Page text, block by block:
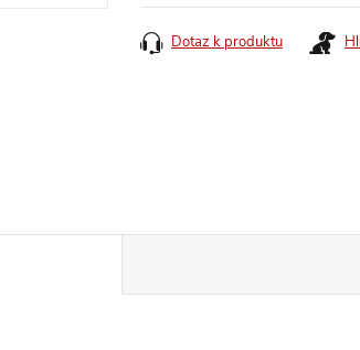
cena:
Dotaz k produktu